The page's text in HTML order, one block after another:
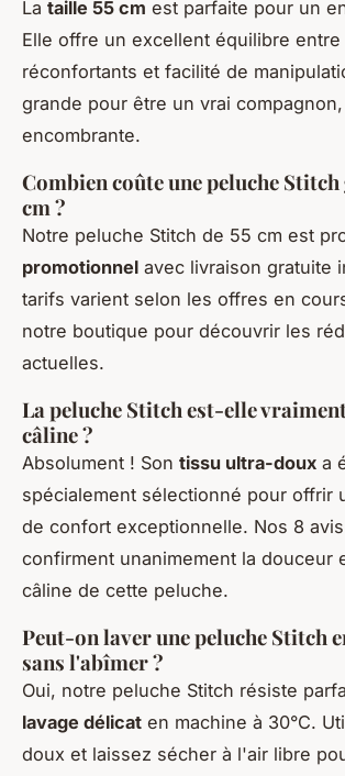
La taille 55 cm est parfaite pour un
Elle offre un excellent équilibre entre
réconfortants et facilité de
grande pour être un vrai
encombrante.
Combien coûte une peluche Stitch
cm ?
Notre peluche Stitch de 55 cm est
promotionnel avec livraison gratuite
tarifs varient selon les offres en
notre boutique pour découvrir les
actuelles.
La peluche Stitch est-elle
câline ?
Absolument ! Son tissu ultra-doux a
spécialement sélectionné pour offrir
de confort exceptionnelle. Nos 8
confirment unanimement la douceur
câline de cette peluche.
Peut-on laver une peluche Stitch
sans l'abîmer ?
Oui, notre peluche Stitch résiste
lavage délicat en machine à 30°C.
doux et laissez sécher à l'air libre